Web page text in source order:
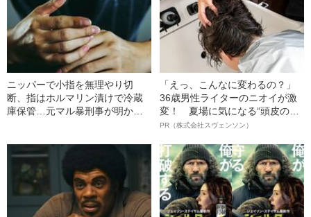
ニッパーで小指を無理やり切
断、指はホルマリン漬けで冷蔵
庫保管…元マル暴刑事が明かす
「えっ、こんなに変わるの？」
36歳男性ライターのニオイが激
変！ 夏場に気になる“頭皮のニ
オイ”や“ベタつき”を解消す
ト”が生み出した徹底ケアとは
PR（株式会社スヴェンソン）